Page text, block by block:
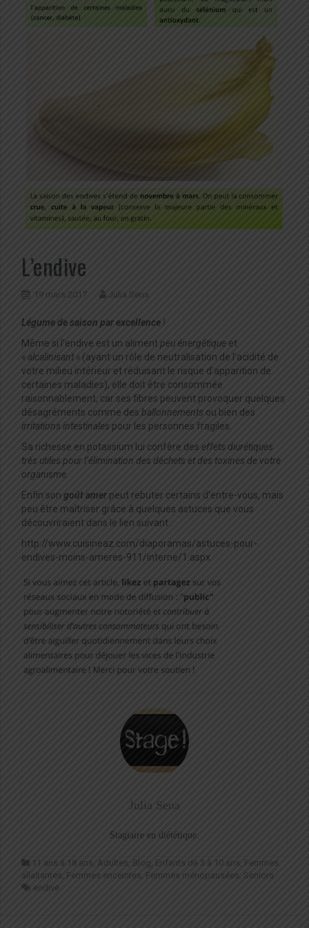
L’endive
19 mars 2017 Julia Sena
Légume de saison par excellence !
Même si l’endive est un aliment peu énergétique et
« alcalinisant » (ayant un rôle de neutralisation de l’acidité de
votre milieu intérieur et réduisant le risque d’apparition de
certaines maladies), elle doit être consommée
raisonnablement, car ses fibres peuvent provoquer quelques
désagréments comme des ballonnements ou bien des
irritations intestinales pour les personnes fragiles.
Sa richesse en potassium lui confère des effets diurétiques
très utiles pour l’élimination des déchets et des toxines de votre
organisme
Enfin son goût amer peut rebuter certains d’entre-vous, mais
peu être maîtriser grâce à quelques astuces que vous
découvriraient dans le lien suivant :
http://www.cuisineaz.com/diaporamas/astuces-pour-
endives-moins-ameres-911/interne/1.aspx
Julia Sena
Stagiaire en diététique.
11 ans à 18 ans Adultes Blog Enfants de 3 à 10 ans Femmes
allaitantes Femmes enceintes Femmes ménopausées Seniors
endive